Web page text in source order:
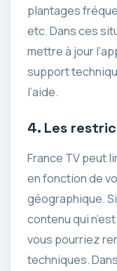
plantages
etc. Dans ces
mettre à jour
support
l’aide.
4. Les
France TV peut
en fonction de
géographique.
contenu qui
vous pourriez
techniques.